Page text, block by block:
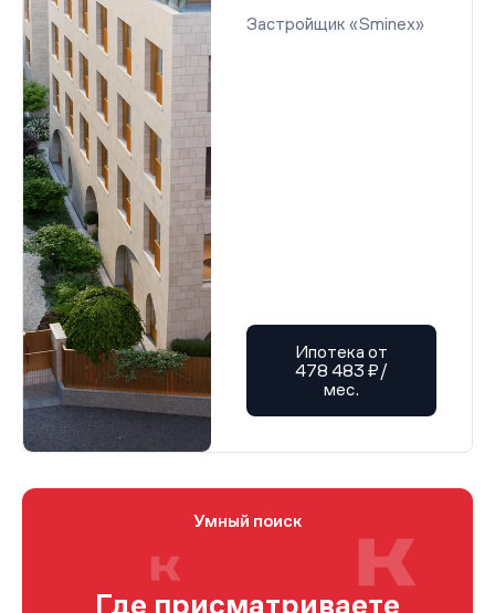
Застройщик «Sminex»
Ипотека от
478 483 ₽/
мес.
Умный поиск
Где присматриваете